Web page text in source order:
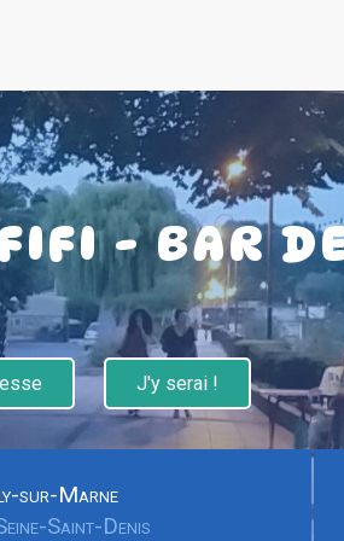
- BAR DE
J'y serai !
sur-Marne
Saint-Denis